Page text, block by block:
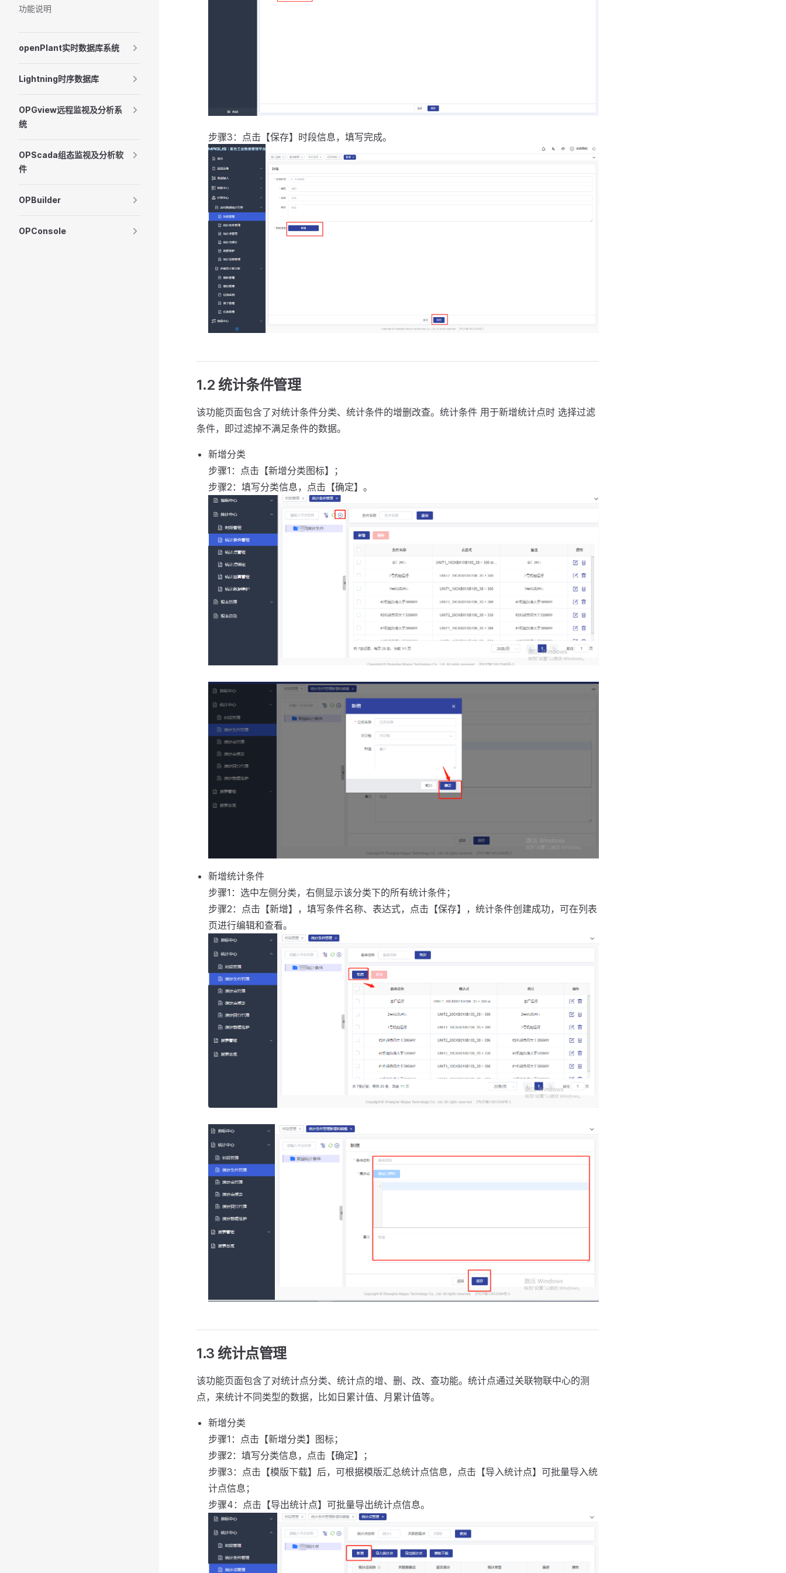
功能说明
openPlant实时数据库系统
Lightning时序数据库
OPGview远程监视及分析系
统
OPScada组态监视及分析软
件
OPBuilder
OPConsole
步骤3：点击【保存】时段信息，填写完成。
1.2 统计条件管理
该功能页面包含了对统计条件分类、统计条件的增删改查。统计条件 用于新增统计点时 选择过滤
条件，即过滤掉不满足条件的数据。
新增分类
步骤1：点击【新增分类图标】；
步骤2：填写分类信息，点击【确定】。
新增统计条件
步骤1：选中左侧分类，右侧显示该分类下的所有统计条件；
步骤2：点击【新增】，填写条件名称、表达式，点击【保存】，统计条件创建成功，可在列表
页进行编辑和查看。
1.3 统计点管理
该功能页面包含了对统计点分类、统计点的增、删、改、查功能。统计点通过关联物联中心的测
点，来统计不同类型的数据，比如日累计值、月累计值等。
新增分类
步骤1：点击【新增分类】图标；
步骤2：填写分类信息，点击【确定】；
步骤3：点击【模版下载】后，可根据模版汇总统计点信息，点击【导入统计点】可批量导入统
计点信息；
步骤4：点击【导出统计点】可批量导出统计点信息。